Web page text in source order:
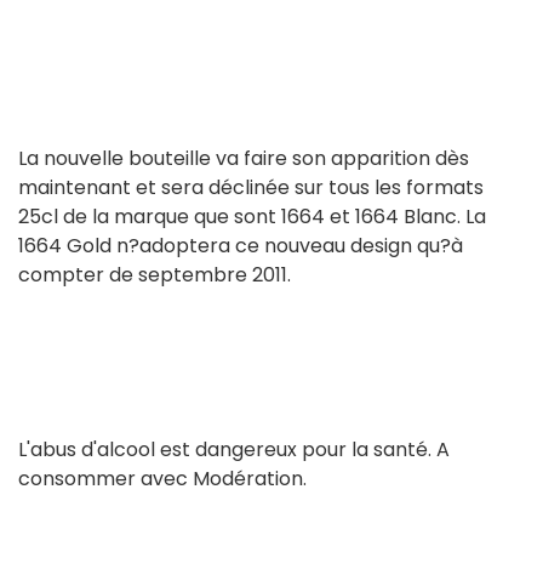
La nouvelle bouteille va faire son apparition dès
maintenant et sera déclinée sur tous les formats
25cl de la marque que sont 1664 et 1664 Blanc. La
1664 Gold n?adoptera ce nouveau design qu?à
compter de septembre 2011.
L'abus d'alcool est dangereux pour la santé. A
consommer avec Modération.